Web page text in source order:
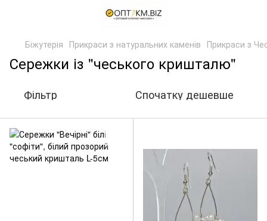
Біжутерія Прикраси з натуральних каменів Прикраси з
Сережки із "чеського кришталю"
Фільтр Спочатку дешевше